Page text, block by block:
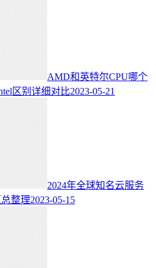
AMD和英特尔CPU哪个
区别详细对比2023-05-21
2024年全球知名云服务
整理2023-05-15